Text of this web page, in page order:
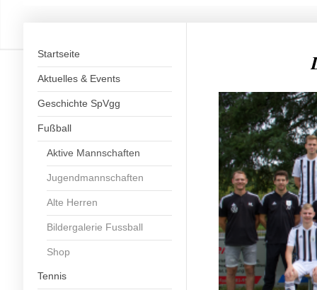
Startseite
Aktuelles & Events
Geschichte SpVgg
Fußball
Aktive Mannschaften
Jugendmannschaften
Alte Herren
Bildergalerie Fussball
Shop
Tennis